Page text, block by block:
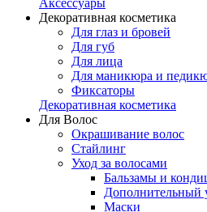
Аксессуары
Декоративная косметика
Для глаз и бровей
Для губ
Для лица
Для маникюра и
Фиксаторы
Декоративная косметика
Для Волос
Окрашивание волос
Стайлинг
Уход за волосами
Бальзамы и
Дополнительный
Маски